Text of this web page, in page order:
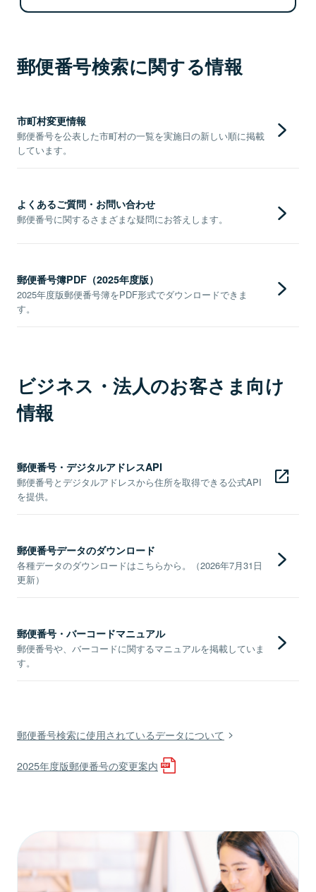
郵便番号検索に関する情報
市町村変更情報
郵便番号を公表した市町村の一覧を実施日の新しい順に掲載
しています。
よくあるご質問・お問い合わせ
郵便番号に関するさまざまな疑問にお答えします。
郵便番号簿PDF（2025年度版）
2025年度版郵便番号簿をPDF形式でダウンロードできま
す。
ビジネス・法人のお客さま向け
情報
郵便番号・デジタルアドレスAPI
郵便番号とデジタルアドレスから住所を取得できる公式API
を提供。
郵便番号データのダウンロード
各種データのダウンロードはこちらから。（2026年7月31日
更新）
郵便番号・バーコードマニュアル
郵便番号や、バーコードに関するマニュアルを掲載していま
す。
郵便番号検索に使用されているデータについて
2025年度版郵便番号の変更案内